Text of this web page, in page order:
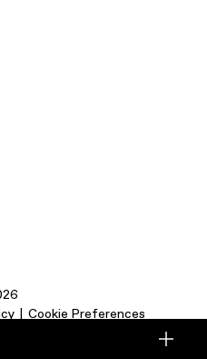
Cookie Preferences